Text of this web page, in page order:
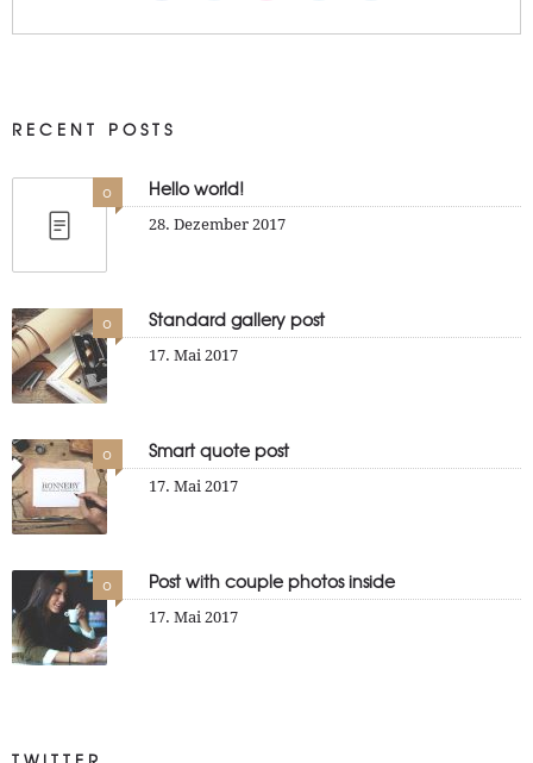
RECENT POSTS
0 Hello world!
28. Dezember 2017
0 Standard gallery post
17. Mai 2017
0 Smart quote post
17. Mai 2017
0 Post with couple photos inside
17. Mai 2017